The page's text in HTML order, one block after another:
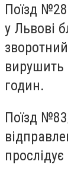
Поїзд
у Львові
вирушить
годин.
Поїзд